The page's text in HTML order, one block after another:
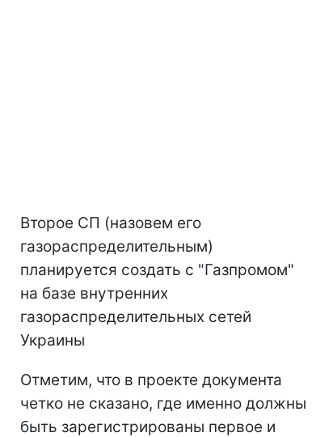
Второе СП (назовем его
газораспределительным)
планируется создать с "Газпромом"
на базе внутренних
газораспределительных сетей
Украины
Отметим, что в проекте документа
четко не сказано, где именно должны
быть зарегистрированы первое и